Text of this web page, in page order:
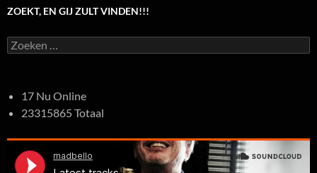
ZOEKT, EN GIJ ZULT VINDEN!!!
Zoeken
naar:
17 Nu Online
23315865 Totaal